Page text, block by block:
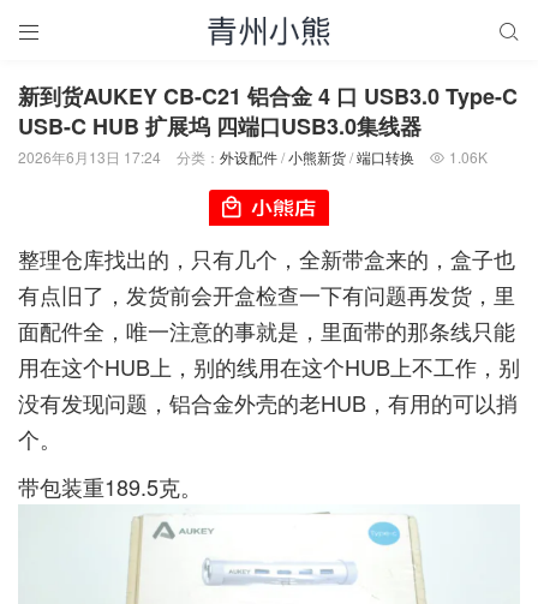
 
新到货AUKEY CB-C21 铝合金 4 口 USB3.0 Type-C
USB-C HUB 扩展坞 四端口USB3.0集线器
2026年6月13日 17:24 分类： 外设配件/小熊新货/端口转换  1.06K
整理仓库找出的，只有几个，全新带盒来的，盒子也
有点旧了，发货前会开盒检查一下有问题再发货，里
面配件全，唯一注意的事就是，里面带的那条线只能
用在这个HUB上，别的线用在这个HUB上不工作，别
没有发现问题，铝合金外壳的老HUB，有用的可以捎
个。
带包装重189.5克。